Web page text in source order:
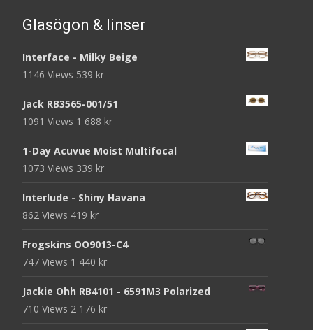
Glasögon & linser
Interface - Milky Beige
1146 Views 539 kr
Jack RB3565-001/51
1091 Views 1 688 kr
1-Day Acuvue Moist Multifocal
1073 Views 339 kr
Interlude - Shiny Havana
862 Views 419 kr
Frogskins OO9013-C4
747 Views 1 440 kr
Jackie Ohh RB4101 - 6591M3 Polarized
710 Views 2 176 kr